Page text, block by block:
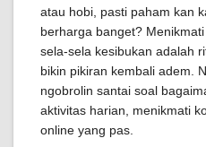
atau hobi, pasti paham kan
berharga banget?
sela-sela kesibukan adalah
bikin pikiran kembali adem.
ngobrolin santai soal
aktivitas harian, menikmati
online yang pas.